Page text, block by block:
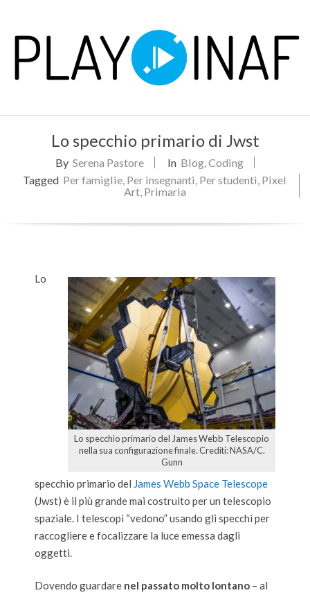
content
P
A
NavigationLo specchio primario di Jwst
By Serena Pastore In Blog,Coding
Tagged Per famiglie, Per insegnanti, Per studenti, Pixel
Art, Primaria
Lo specchio primario del James Webb Telescopio
nella sua configurazione finale. Crediti: NASA/C.
Gunn
Lo
specchio primario del James Webb Space Telescope
(Jwst) è il più grande mai costruito per un telescopio
spaziale. I telescopi “vedono” usando gli specchi per
raccogliere e focalizzare la luce emessa dagli
oggetti.
Dovendo guardare nel passato molto lontano – al